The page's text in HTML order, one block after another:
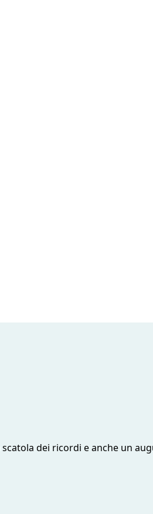
dei ricordi e anche un